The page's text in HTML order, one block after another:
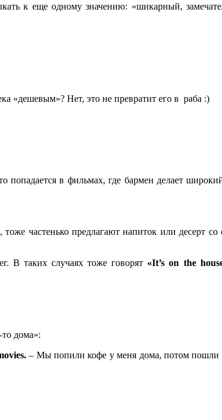
к еще одному значению: «шикарный,
«дешевым»? Нет, это не превратит его в раба :)
попадается в фильмах, где бармен делает
частенько предлагают напиток или десерт со
В таких случаях тоже говорят «It’s on the
дома»:
.– Мы попили кофе у меня дома, потом пошли